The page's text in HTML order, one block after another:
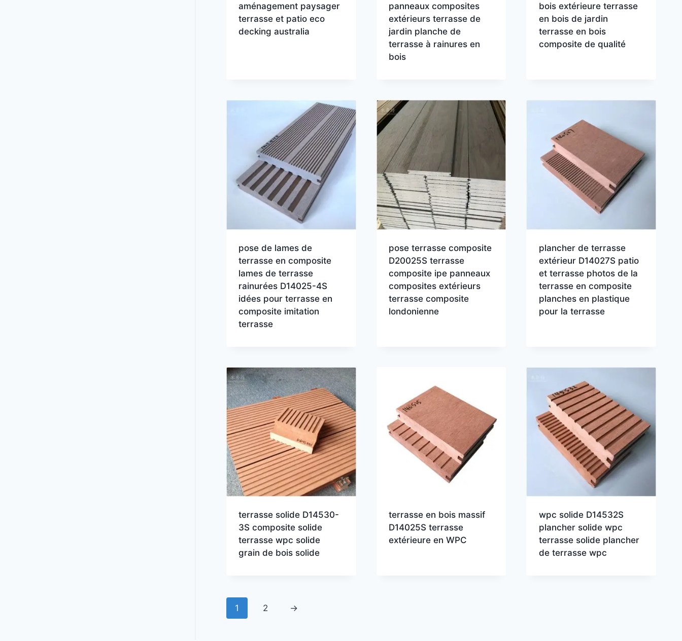
aménagement paysager
terrasse et patio eco
decking australia
panneaux composites
extérieurs terrasse de
jardin planche de
terrasse à rainures en
bois
bois extérieure terrasse
en bois de jardin
terrasse en bois
composite de qualité
pose de lames de
terrasse en composite
lames de terrasse
rainurées D14025-4S
idées pour terrasse en
composite imitation
terrasse
pose terrasse composite
D20025S terrasse
composite ipe panneaux
composites extérieurs
terrasse composite
londonienne
plancher de terrasse
extérieur D14027S patio
et terrasse photos de la
terrasse en composite
planches en plastique
pour la terrasse
terrasse solide D14530-
3S composite solide
terrasse wpc solide
grain de bois solide
terrasse en bois massif
D14025S terrasse
extérieure en WPC
wpc solide D14532S
plancher solide wpc
terrasse solide plancher
de terrasse wpc
1 2 →